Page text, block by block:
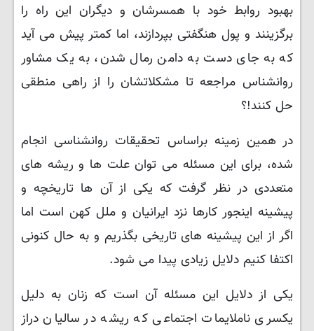
بهبود روابط خود با همسرشان و دیگران این راه را
برگزینند و پول هنگفتی بپردازند، اما کمتر پیش می آید
که به جای دست به دامن رمال شدن، به یک مشاور
روانشناس مراجعه تا مشکلاتشان را از راهی منطقی
حل کنند!؟
در همین زمینه براساس تحقیقات روانشناسی انجام
شده، برای این مسئله می توان علت ها و ریشه های
متعددی در نظر گرفت که یکی از آن ها تاریخچه و
پیشینه اینجور کارها نزد ایرانیان و ملل کهن است اما
اگر از این پیشینه های تاریخی بگذریم و به حال کنونی
اکتفا کنیم دلایل زیادی پیدا می شود.
یکی از دلایل این مسئله آن است که زنان به دلیل
یکسری ناملایمات اجتماعی که ریشه در سالیان دراز